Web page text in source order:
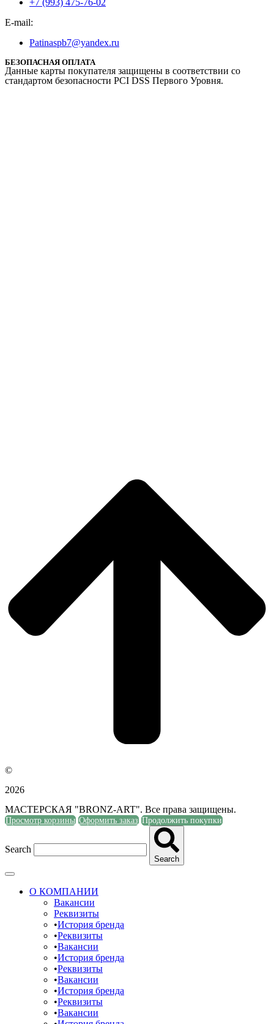
+7 (993) 475-76-02
E-mail:
Patinaspb7@yandex.ru
БЕЗОПАСНАЯ ОПЛАТА
Данные карты покупателя защищены в соответствии со
стандартом безопасности PCI DSS Первого Уровня.
©
2026
МАСТЕРСКАЯ "BRONZ-ART". Все права защищены.
Просмотр корзины Оформить заказ Продолжить покупки
Search
Search
О КОМПАНИИ
Вакансии
Реквизиты
История бренда
Реквизиты
Вакансии
История бренда
Реквизиты
Вакансии
История бренда
Реквизиты
Вакансии